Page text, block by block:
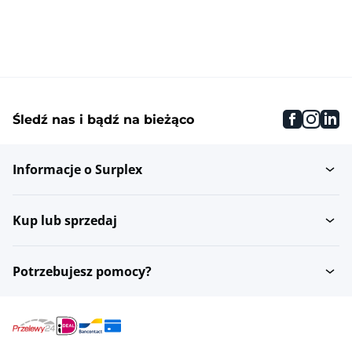
Śledź nas i bądź na bieżąco
Informacje o Surplex
Kup lub sprzedaj
Potrzebujesz pomocy?